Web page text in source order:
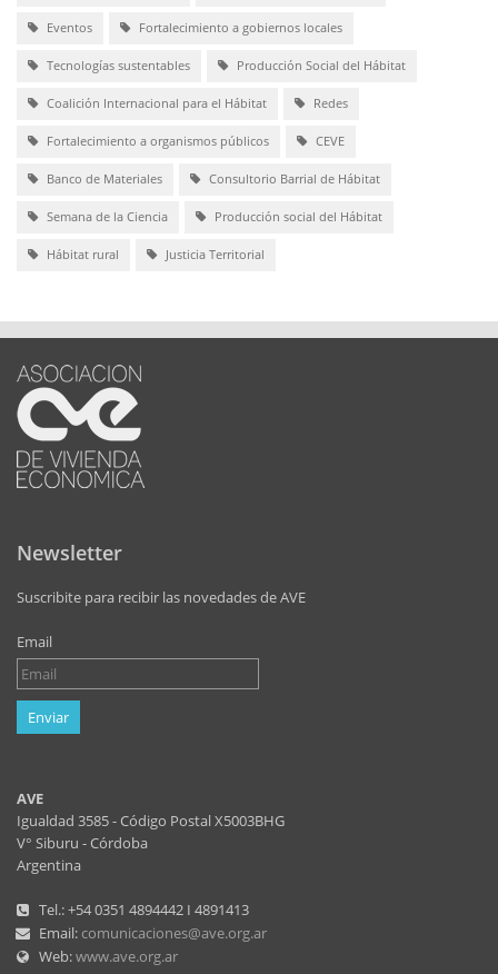
Eventos Fortalecimiento a gobiernos locales
Tecnologías sustentables Producción Social del Hábitat
Coalición Internacional para el Hábitat Redes
Fortalecimiento a organismos públicos CEVE
Banco de Materiales Consultorio Barrial de Hábitat
Semana de la Ciencia Producción social del Hábitat
Hábitat rural Justicia Territorial
Newsletter
Suscribite para recibir las novedades de AVE
Email
Enviar
AVE
Igualdad 3585 - Código Postal X5003BHG
V° Siburu - Córdoba
Argentina
Tel.: +54 0351 4894442 I 4891413
Email: comunicaciones@ave.org.ar
Web:www.ave.org.ar